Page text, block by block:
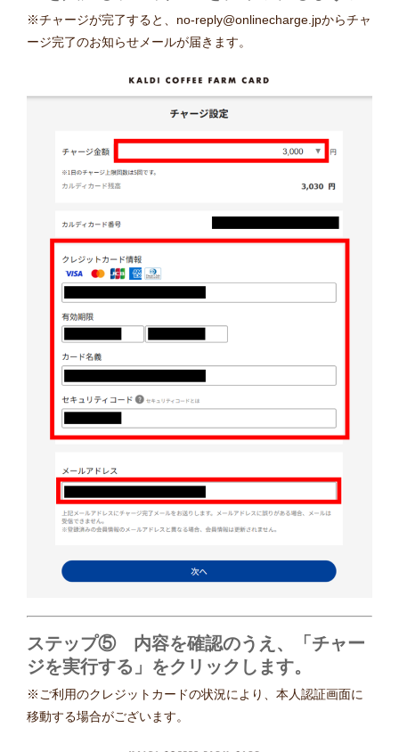
※チャージが完了すると、no-reply@onlinecharge.jpからチャ
ージ完了のお知らせメールが届きます。
ステップ⑤ 内容を確認のうえ、「チャー
ジを実行する」をクリックします。
※ご利用のクレジットカードの状況により、本人認証画面に
移動する場合がございます。